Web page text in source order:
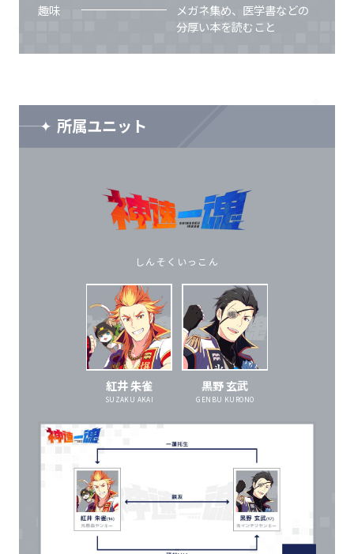
趣味
メガネ集め、医学書などの
分厚い本を読むこと
所属ユニット
しんそくいっこん
紅井 朱雀
SUZAKU AKAI
黒野 玄武
GENBU KURONO